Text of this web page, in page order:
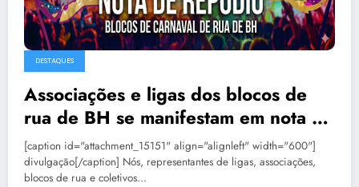
DESTAQUES
Associações e ligas dos blocos de
rua de BH se manifestam em nota de
repúdio
[caption id="attachment_15151" align="alignleft" width="600"]
divulgação[/caption] Nós, representantes de ligas, associações,
blocos de rua e coletivos…